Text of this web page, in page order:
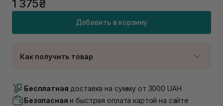
1 375₴
Добавить в корзину
Как получить товар
В наличии
Самовывоз г. Луцк, Винниченка 4
Бесплатная доставка на сумму от 3000 UAH
Безопасная и быстрая оплата картой на сайте